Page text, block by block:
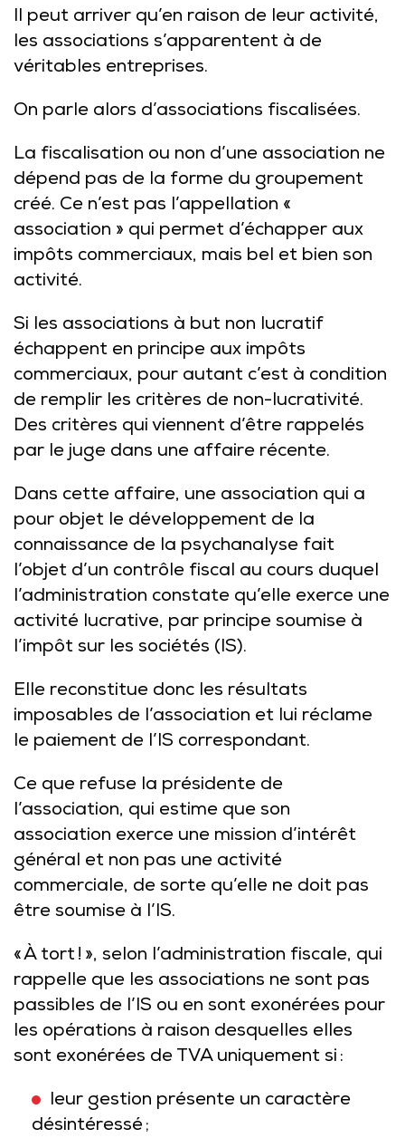
Il peut arriver qu’en raison de leur activité,
les associations s’apparentent à de
véritables entreprises.
On parle alors d’associations fiscalisées.
La fiscalisation ou non d’une association ne
dépend pas de la forme du groupement
créé. Ce n’est pas l’appellation «
association » qui permet d’échapper aux
impôts commerciaux, mais bel et bien son
activité.
Si les associations à but non lucratif
échappent en principe aux impôts
commerciaux, pour autant c’est à condition
de remplir les critères de non-lucrativité.
Des critères qui viennent d’être rappelés
par le juge dans une affaire récente.
Dans cette affaire, une association qui a
pour objet le développement de la
connaissance de la psychanalyse fait
l’objet d’un contrôle fiscal au cours duquel
l’administration constate qu’elle exerce une
activité lucrative, par principe soumise à
l’impôt sur les sociétés (IS).
Elle reconstitue donc les résultats
imposables de l’association et lui réclame
le paiement de l’IS correspondant.
Ce que refuse la présidente de
l’association, qui estime que son
association exerce une mission d’intérêt
général et non pas une activité
commerciale, de sorte qu’elle ne doit pas
être soumise à l’IS.
« À tort ! », selon l’administration fiscale, qui
rappelle que les associations ne sont pas
passibles de l’IS ou en sont exonérées pour
les opérations à raison desquelles elles
sont exonérées de TVA uniquement si :
leur gestion présente un caractère
désintéressé ;